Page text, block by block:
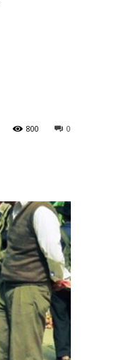
0
800